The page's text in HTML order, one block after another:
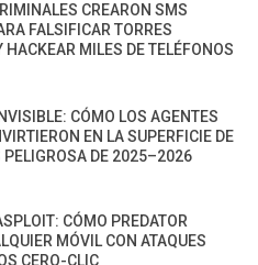
CREARON SMS
FALSIFICAR TORRES
HACKEAR MILES DE TELÉFONOS
CÓMO LOS AGENTES
EN LA SUPERFICIE DE
PELIGROSA DE 2025–2026
CÓMO PREDATOR
MÓVIL CON ATAQUES
CERO-CLIC